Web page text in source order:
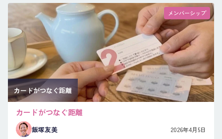
メンバーシップ
カードがつなぐ距離
カードがつなぐ距離
飯塚友美 2026年4月5日